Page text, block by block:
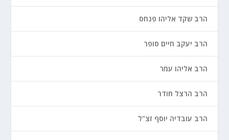
הרב שקד אליהו פנחס
הרב יעקב חיים סופר
הרב אליהו עמר
הרב הרצל חודר
הרב עובדיה יוסף זצ"ל